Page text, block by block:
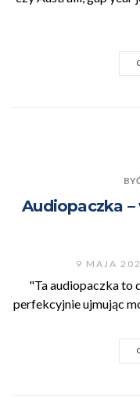
Audiopaczka
9 MAJA
"Ta audiopaczka to
perfekcyjnie ujmując